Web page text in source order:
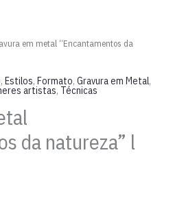
em metal “Encantamentos da
, Estilos, Formato, Gravura em Metal,
artistas, Técnicas
da natureza” l